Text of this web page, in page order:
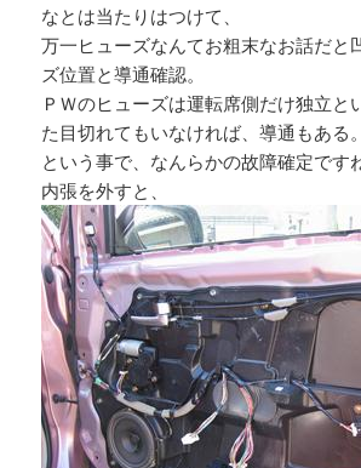
なとは当たりはつけて、
万一ヒューズなんてお粗末なお話だと
ズ位置と導通確認。
ＰＷのヒューズは運転席側だけ独立と
た目切れてもいなければ、導通もある。
という事で、なんらかの故障確定です
内張を外すと、